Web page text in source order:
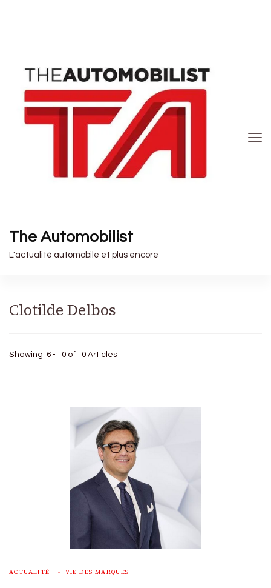
The Automobilist
L'actualité automobile et plus encore
Clotilde Delbos
Showing: 6 - 10 of 10 Articles
ACTUALITÉ VIE DES MARQUES